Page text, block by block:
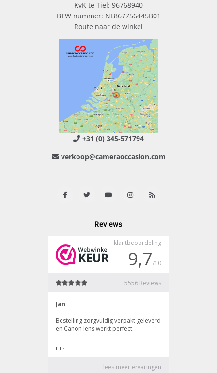
KvK te Tiel: 96768940
BTW nummer: NL867756445B01
Route naar de winkel
+31 (0) 345-571794
verkoop@cameraoccasion.com
Reviews